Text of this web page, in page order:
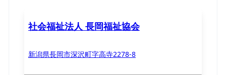
社会福祉法人 長岡福祉協会
新潟県長岡市深沢町字高寺2278-8